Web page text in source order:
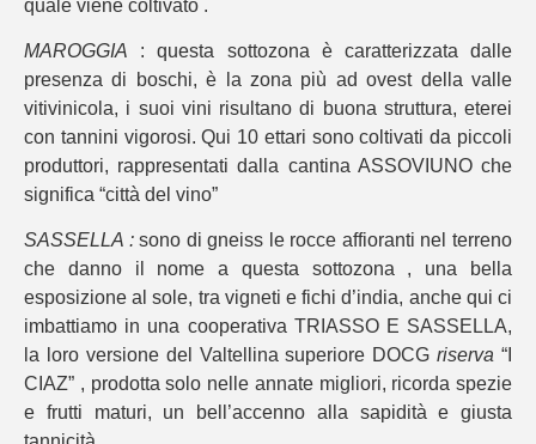
quale viene coltivato .
MAROGGIA : questa sottozona è caratterizzata dalle
presenza di boschi, è la zona più ad ovest della valle
vitivinicola, i suoi vini risultano di buona struttura, eterei
con tannini vigorosi. Qui 10 ettari sono coltivati da piccoli
produttori, rappresentati dalla cantina ASSOVIUNO che
significa “città del vino”
SASSELLA :sono di gneiss le rocce affioranti nel terreno
che danno il nome a questa sottozona , una bella
esposizione al sole, tra vigneti e fichi d’india, anche qui ci
imbattiamo in una cooperativa TRIASSO E SASSELLA,
la loro versione del Valtellina superiore DOCGriserva “I
CIAZ” , prodotta solo nelle annate migliori, ricorda spezie
e frutti maturi, un bell’accenno alla sapidità e giusta